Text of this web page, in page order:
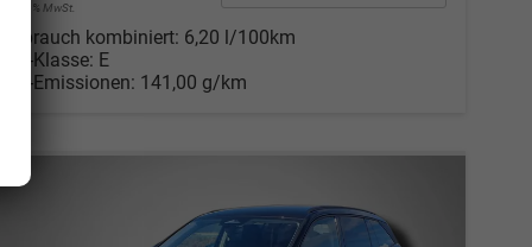
incl. 19% MwSt.
Verbrauch kombiniert: 6,20 l/100km
-Klasse: E
-Emissionen: 141,00 g/km